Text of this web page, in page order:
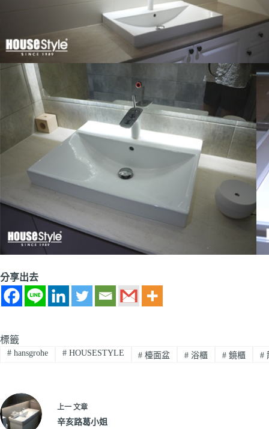
分享出去
標籤
#hansgrohe #HOUSESTYLE # 檯面盆 # 浴櫃 # 鏡櫃 #
上一 文章
辛亥路葛小姐